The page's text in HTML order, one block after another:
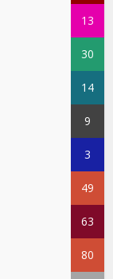
13
30
14
9
3
49
63
80